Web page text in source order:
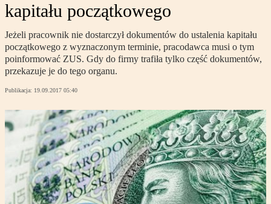
kapitału początkowego
Jeżeli pracownik nie dostarczył dokumentów do ustalenia kapitału
początkowego z wyznaczonym terminie, pracodawca musi o tym
poinformować ZUS. Gdy do firmy trafiła tylko część dokumentów,
przekazuje je do tego organu.
Publikacja: 19.09.2017 05:40